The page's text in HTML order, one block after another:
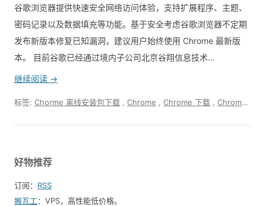
谷歌浏览器提供快速安全网络访问体验，支持扩展程序、主题、
密码记录以及数据填充等功能。基于安全考虑谷歌浏览器不定期
发布新版本修复已知漏洞，建议用户始终使用 Chrome 最新版
本。 目前谷歌已经通过境内子公司北京谷翔信息技术…
继续阅读 →
标签: Chorme 离线安装包下载 Chrome Chrome 下载 Chrome更新下载
好物推荐
订阅： RSS
搬瓦工：VPS，高性能低价格。️